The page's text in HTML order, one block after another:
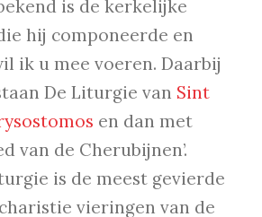
is de kerkelijke
hij componeerde en
ik u mee voeren. Daarbij
De Liturgie van Sint
en dan met
van de Cherubijnen’.
is de meest gevierde
vieringen van de